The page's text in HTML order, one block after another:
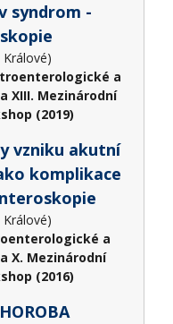
syndrom -
a
XIII. Mezinárodní
(2019)
vzniku akutní
komplikace
a
X. Mezinárodní
(2016)